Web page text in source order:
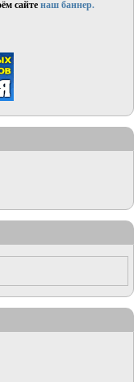
сайтенаш баннер.